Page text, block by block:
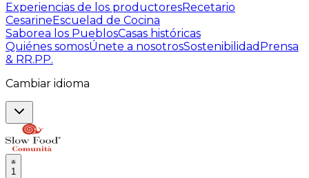
Experiencias de los productoresRecetario
CesarineEscuelad de Cocina
Saborea los PueblosCasas históricas
Quiénes somosÚnete a nosotrosSostenibilidad Prensa
& RR.PP.
Cambiar idioma
1